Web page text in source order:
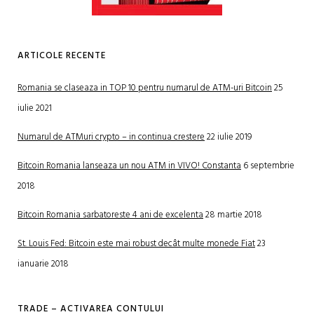
ARTICOLE RECENTE
Romania se claseaza in TOP 10 pentru numarul de ATM-uri Bitcoin25
iulie 2021
Numarul de ATMuri crypto – in continua crestere22 iulie 2019
Bitcoin Romania lanseaza un nou ATM in VIVO! Constanta6 septembrie
2018
Bitcoin Romania sarbatoreste 4 ani de excelenta28 martie 2018
St. Louis Fed: Bitcoin este mai robust decât multe monede Fiat23
ianuarie 2018
TRADE – ACTIVAREA CONTULUI